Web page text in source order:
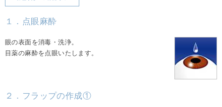
１．点眼麻酔
眼の表面を消毒・洗浄。
目薬の麻酔を点眼いたします。
２．フラップの作成①